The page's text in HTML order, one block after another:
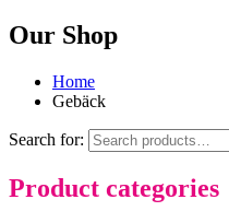
Our Shop
Home
Gebäck
Search for:
Product categories